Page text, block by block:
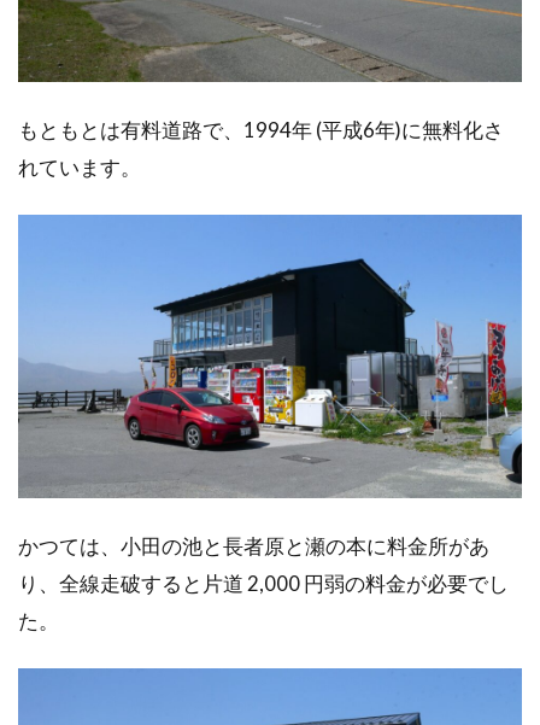
もともとは有料道路で、1994年 (平成6年)に無料化さ
れています。
かつては、小田の池と長者原と瀬の本に料金所があ
り、全線走破すると片道 2,000 円弱の料金が必要でし
た。